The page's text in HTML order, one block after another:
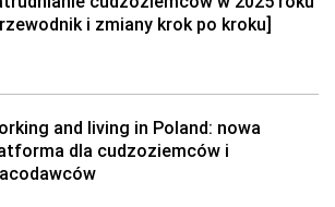
i zmiany krok po kroku]
and living in Poland: nowa
dla cudzoziemców i